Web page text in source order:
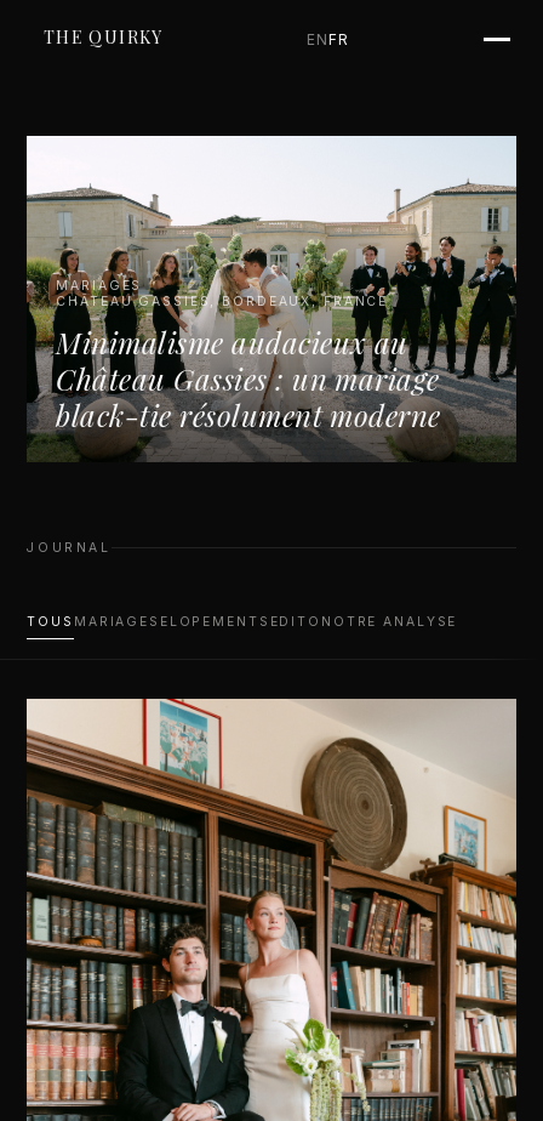
THE QUIRKY ENFR
MARIAGES
CHÂTEAU GASSIES, BORDEAUX, FRANCE
Minimalisme audacieux au
Château Gassies : un mariage
black-tie résolument moderne
JOURNAL
TOUS MARIAGES ELOPEMENTS EDITO NOTRE ANALYSE